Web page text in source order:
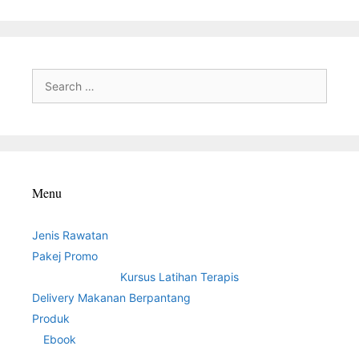
for:
Menu
Jenis Rawatan
Pakej Promo
Kursus Latihan Terapis
Delivery Makanan Berpantang
Produk
Ebook